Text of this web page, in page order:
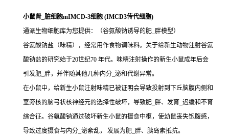
小鼠肾_脏细胞mIMCD-3细胞 (IMCD3传代细胞)
通派生物细胞库为您提供：（谷氨酸钠诱导的肥_胖模型）
谷氨酸钠盐（味精），经常用作食物调味料。关于给新生动物注射谷氨
酸钠盐的研究始于20世纪70 年代。味精注射操作的新生小鼠成年后会
引发肥_胖，并伴随其他几种内分_泌和代谢异常。
在小鼠中，给新生小鼠注射味精已被证明会导致投射到下丘脑腹内侧和
室旁核的脑弓状核神经元的选择性破坏，导致肥_胖、发育_迟缓和不育
综合征。谷氨酸钠通过破坏新生小鼠的摄食中枢，使幼鼠丧失饱腹感，
导致过度摄食与内分_泌紊乱， 发展为肥_胖、胰岛素抵抗。